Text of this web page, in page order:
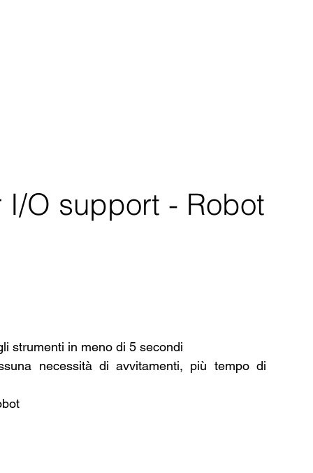
I/O support - Robot
strumenti in meno di 5 secondi
necessità di avvitamenti, più tempo di